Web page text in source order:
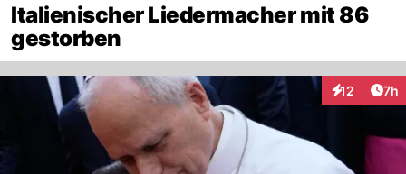
Italienischer Liedermacher mit 86
gestorben
12 7h